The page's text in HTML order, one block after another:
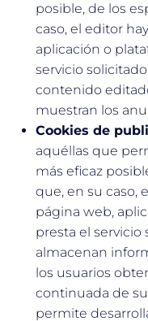
posible, de los
caso, el editor
aplicación o
servicio
contenido
muestran los
Cookies de
aquéllas que
más eficaz
que, en su caso,
página web,
presta el servicio
almacenan
los usuarios
continuada de
permite